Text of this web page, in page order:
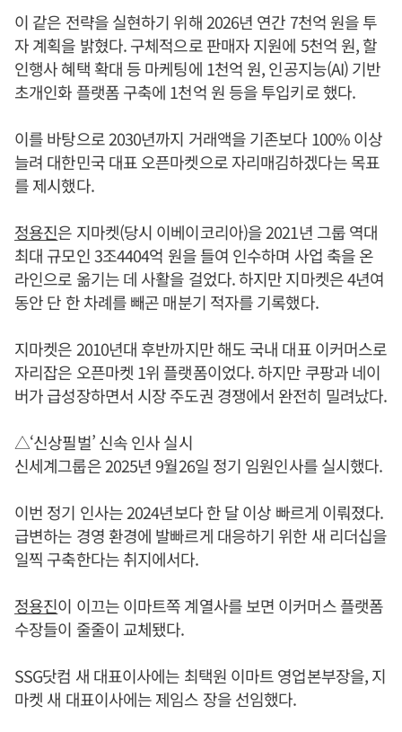
이 같은 전략을 실현하기 위해 2026년 연간 7천억 원을 투
자 계획을 밝혔다. 구체적으로 판매자 지원에 5천억 원, 할
인행사 혜택 확대 등 마케팅에 1천억 원, 인공지능(AI) 기반
초개인화 플랫폼 구축에 1천억 원 등을 투입키로 했다.
이를 바탕으로 2030년까지 거래액을 기존보다 100% 이상
늘려 대한민국 대표 오픈마켓으로 자리매김하겠다는 목표
를 제시했다.
정용진은 지마켓(당시 이베이코리아)을 2021년 그룹 역대
최대 규모인 3조4404억 원을 들여 인수하며 사업 축을 온
라인으로 옮기는 데 사활을 걸었다. 하지만 지마켓은 4년여
동안 단 한 차례를 빼곤 매분기 적자를 기록했다.
지마켓은 2010년대 후반까지만 해도 국내 대표 이커머스로
자리잡은 오픈마켓 1위 플랫폼이었다. 하지만 쿠팡과 네이
버가 급성장하면서 시장 주도권 경쟁에서 완전히 밀려났다.
△‘신상필벌’ 신속 인사 실시
신세계그룹은 2025년 9월26일 정기 임원인사를 실시했다.
이번 정기 인사는 2024년보다 한 달 이상 빠르게 이뤄졌다.
급변하는 경영 환경에 발빠르게 대응하기 위한 새 리더십을
일찍 구축한다는 취지에서다.
정용진이 이끄는 이마트쪽 계열사를 보면 이커머스 플랫폼
수장들이 줄줄이 교체됐다.
SSG닷컴 새 대표이사에는 최택원 이마트 영업본부장을, 지
마켓 새 대표이사에는 제임스 장을 선임했다.